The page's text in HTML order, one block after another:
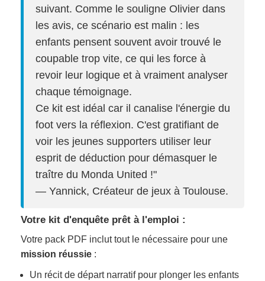
suivant. Comme le souligne Olivier dans
les avis, ce scénario est malin : les
enfants pensent souvent avoir trouvé le
coupable trop vite, ce qui les force à
revoir leur logique et à vraiment analyser
chaque témoignage.
Ce kit est idéal car il canalise l'énergie du
foot vers la réflexion. C'est gratifiant de
voir les jeunes supporters utiliser leur
esprit de déduction pour démasquer le
traître du Monda United !"
— Yannick, Créateur de jeux à Toulouse.
Votre kit d'enquête prêt à l'emploi :
Votre pack PDF inclut tout le nécessaire pour une
mission réussie :
Un récit de départ narratif pour plonger les enfants